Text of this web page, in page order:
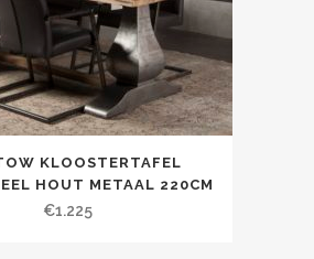
KLOOSTERTAFEL
HOUT METAAL 220CM
€1.225